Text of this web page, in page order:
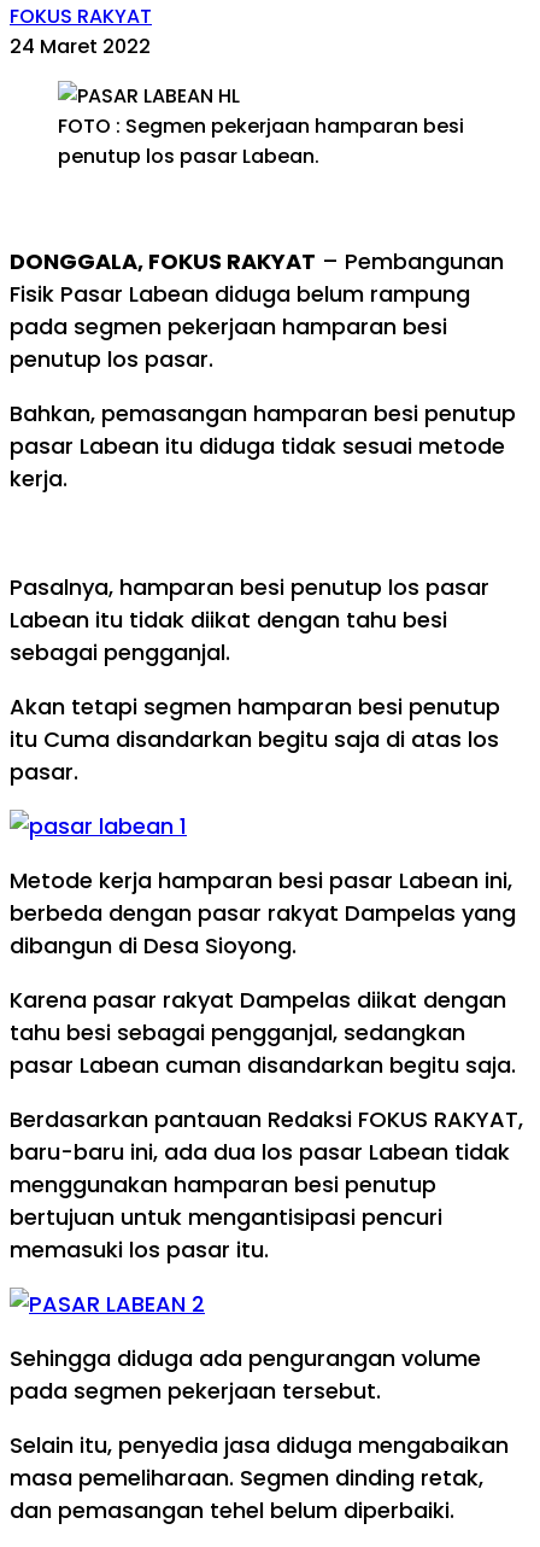
FOKUS RAKYAT
24 Maret 2022
FOTO : Segmen pekerjaan hamparan besi
penutup los pasar Labean.
DONGGALA, FOKUS RAKYAT – Pembangunan
Fisik Pasar Labean diduga belum rampung
pada segmen pekerjaan hamparan besi
penutup los pasar.
Bahkan, pemasangan hamparan besi penutup
pasar Labean itu diduga tidak sesuai metode
kerja.
Pasalnya, hamparan besi penutup los pasar
Labean itu tidak diikat dengan tahu besi
sebagai pengganjal.
Akan tetapi segmen hamparan besi penutup
itu Cuma disandarkan begitu saja di atas los
pasar.
Metode kerja hamparan besi pasar Labean ini,
berbeda dengan pasar rakyat Dampelas yang
dibangun di Desa Sioyong.
Karena pasar rakyat Dampelas diikat dengan
tahu besi sebagai pengganjal, sedangkan
pasar Labean cuman disandarkan begitu saja.
Berdasarkan pantauan Redaksi FOKUS RAKYAT,
baru-baru ini, ada dua los pasar Labean tidak
menggunakan hamparan besi penutup
bertujuan untuk mengantisipasi pencuri
memasuki los pasar itu.
Sehingga diduga ada pengurangan volume
pada segmen pekerjaan tersebut.
Selain itu, penyedia jasa diduga mengabaikan
masa pemeliharaan. Segmen dinding retak,
dan pemasangan tehel belum diperbaiki.